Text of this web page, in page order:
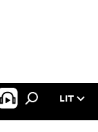
LIT